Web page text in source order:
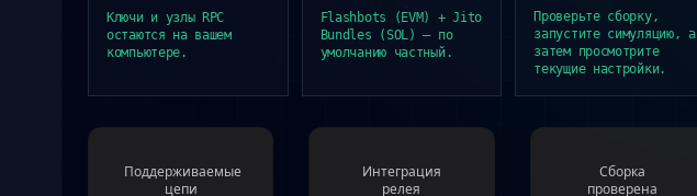
Ключи и узлы RPC
остаются на вашем
компьютере.
Flashbots (EVM) + Jito
Bundles (SOL) — по
умолчанию частный.
Проверьте сборку,
запустите симуляцию, а
затем просмотрите
текущие настройки.
Поддерживаемые
цепи
Интеграция
релея
Сборка
проверена